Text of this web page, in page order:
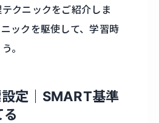
クニックをご紹介しま
ックを駆使して、学習時
。
定｜SMART基準